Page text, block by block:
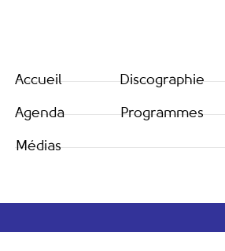
Accueil
Agenda
Médias
Discographie
Programmes